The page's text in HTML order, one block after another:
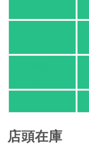
店頭在庫